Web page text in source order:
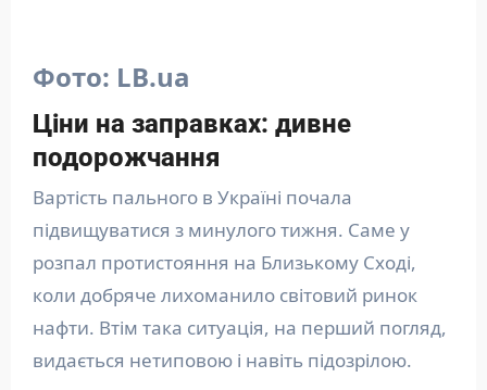
Фото: LB.ua
Ціни на заправках: дивне
подорожчання
Вартість пального в Україні почала
підвищуватися з минулого тижня. Саме у
розпал протистояння на Близькому Сході,
коли добряче лихоманило світовий ринок
нафти. Втім така ситуація, на перший погляд,
видається нетиповою і навіть підозрілою.